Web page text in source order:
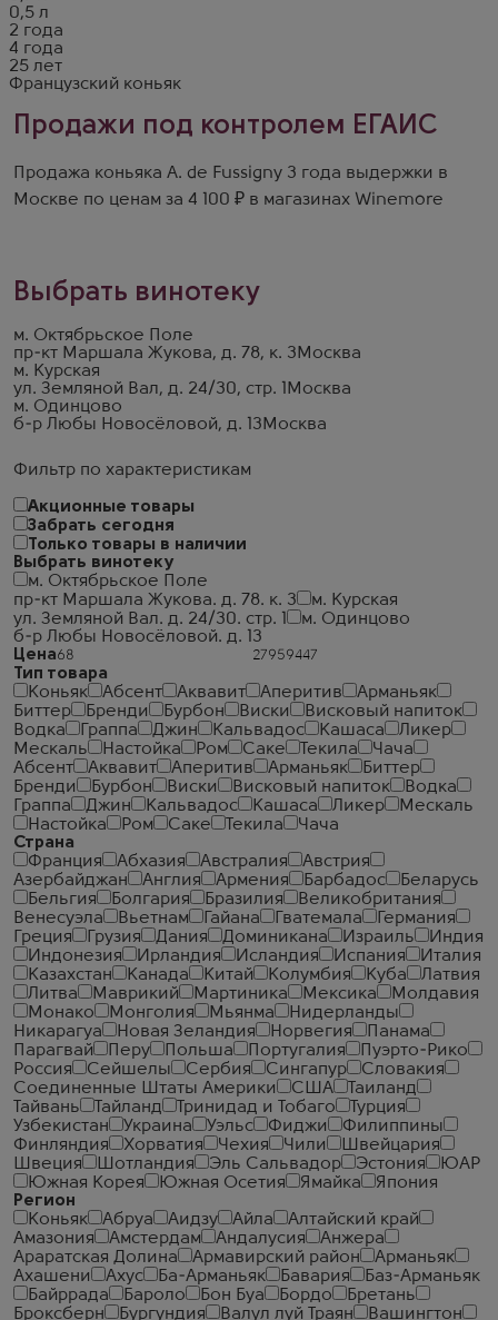
Фильтр по характеристикам
Акционные товары
Забрать сегодня
Только товары в наличии
Выбрать винотеку
м. Октябрьское Поле
пр-кт Маршала Жукова. д. 78. к. 3
м. Курская
ул. Земляной Вал. д. 24/30. стр. 1
м. Одинцово
б-р Любы Новосёловой. д. 13
Цена
Тип товара
Коньяк
Абсент Аквавит Аперитив
Арманьяк
Биттер
Бренди Бурбон Виски
Висковый напиток
Водка
Граппа Джин Кальвадос Кашаса
Ликер
Мескаль
Настойка Ром Саке Текила
Чача
Абсент
Аквавит Аперитив Арманьяк
Биттер
Бренди
Бурбон Виски Висковый напиток
Водка
Граппа
Джин Кальвадос Кашаса Ликер
Мескаль
Настойка
Ром Саке Текила
Чача
Страна
Франция
Абхазия Австралия
Австрия
Азербайджан
Англия Армения Барбадос
Беларусь
Бельгия
Болгария Бразилия
Великобритания
Венесуэла
Вьетнам Гайана Гватемала
Германия
Греция
Грузия Дания Доминикана Израиль
Индия
Индонезия
Ирландия Исландия Испания
Италия
Казахстан
Канада Китай Колумбия Куба
Латвия
Литва
Маврикий Мартиника Мексика
Молдавия
Монако
Монголия Мьянма
Нидерланды
Никарагуа
Новая Зеландия Норвегия
Панама
Парагвай
Перу Польша Португалия
Пуэрто-Рико
Россия
Сейшелы Сербия Сингапур
Словакия
Соединенные Штаты Америки
США
Таиланд
Тайвань
Тайланд Тринидад и Тобаго
Турция
Узбекистан
Украина Уэльс Фиджи
Филиппины
Финляндия
Хорватия Чехия Чили
Швейцария
Швеция
Шотландия Эль Сальвадор Эстония
ЮАР
Южная Корея
Южная Осетия Ямайка
Япония
Регион
Коньяк
Абруа Аидзу Айла
Алтайский край
Амазония
Амстердам Андалусия
Анжера
Араратская Долина
Армавирский район
Арманьяк
Ахашени
Ахус Ба-Арманьяк Бавария
Баз-Арманьяк
Байррада
Бароло Бон Буа Бордо
Бретань
Броксберн
Бургундия Валул луй Траян
Вашингтон
0,5 л
2 года
4 года
25 лет
Французский коньяк
Продажи под контролем ЕГАИС
Продажа коньяка A. de Fussigny 3 года выдержки в
Москве по ценам за 4 100 ₽ в магазинах Winemore
Выбрать винотеку
м. Октябрьское Поле
пр-кт Маршала Жукова, д. 78, к. 3 Москва
м. Курская
ул. Земляной Вал, д. 24/30, стр. 1
Москва
м. Одинцово
б-р Любы Новосёловой, д. 13 Москва